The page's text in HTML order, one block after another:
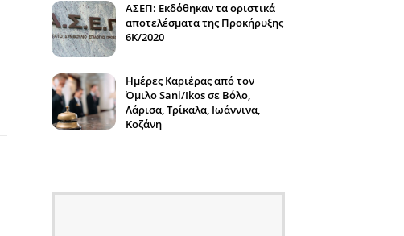
ΑΣΕΠ: Εκδόθηκαν τα οριστικά
αποτελέσματα της Προκήρυξης
6Κ/2020
Ημέρες Καριέρας από τον
Όμιλο Sani/Ikos σε Βόλο,
Λάρισα, Τρίκαλα, Ιωάννινα,
Κοζάνη